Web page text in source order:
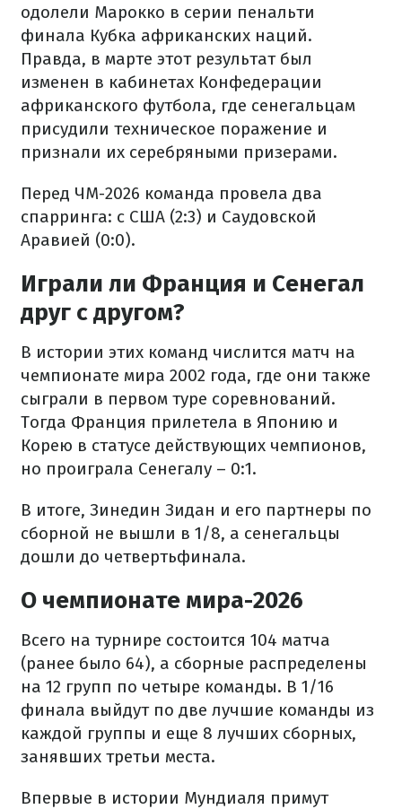
одолели Марокко в серии пенальти
финала Кубка африканских наций.
Правда, в марте этот результат был
изменен в кабинетах Конфедерации
африканского футбола, где сенегальцам
присудили техническое поражение и
признали их серебряными призерами.
Перед ЧМ-2026 команда провела два
спарринга: с США (2:3) и Саудовской
Аравией (0:0).
Играли ли Франция и Сенегал
друг с другом?
В истории этих команд числится матч на
чемпионате мира 2002 года, где они также
сыграли в первом туре соревнований.
Тогда Франция прилетела в Японию и
Корею в статусе действующих чемпионов,
но проиграла Сенегалу – 0:1.
В итоге, Зинедин Зидан и его партнеры по
сборной не вышли в 1/8, а сенегальцы
дошли до четвертьфинала.
О чемпионате мира-2026
Всего на турнире состоится 104 матча
(ранее было 64), а сборные распределены
на 12 групп по четыре команды. В 1/16
финала выйдут по две лучшие команды из
каждой группы и еще 8 лучших сборных,
занявших третьи места.
Впервые в истории Мундиаля примут